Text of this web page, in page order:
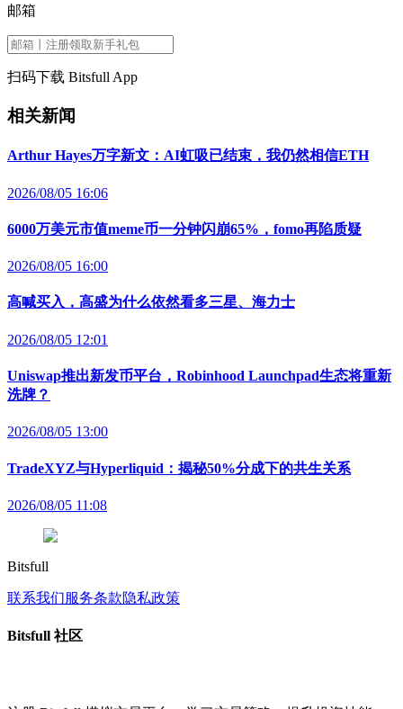
邮箱
扫码下载 Bitsfull App
相关新闻
Arthur Hayes万字新文：AI虹吸已结束，我仍然相信ETH
2026/08/05 16:06
6000万美元市值meme币一分钟闪崩65%，fomo再陷质疑
2026/08/05 16:00
高喊买入，高盛为什么依然看多三星、海力士
2026/08/05 12:01
Uniswap推出新发币平台，Robinhood Launchpad生态将重新
洗牌？
2026/08/05 13:00
TradeXYZ与Hyperliquid：揭秘50%分成下的共生关系
2026/08/05 11:08
Bitsfull
联系我们服务条款隐私政策
Bitsfull 社区